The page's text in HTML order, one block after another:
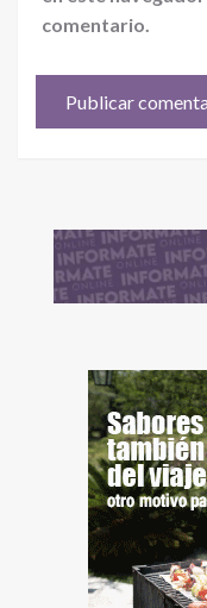
comentario.